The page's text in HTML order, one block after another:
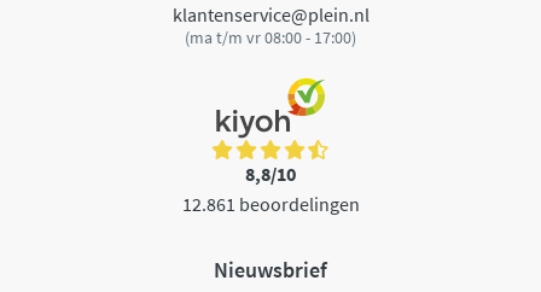
klantenservice@plein.nl
(ma t/m vr 08:00 - 17:00)
8,8/10
12.861 beoordelingen
Nieuwsbrief